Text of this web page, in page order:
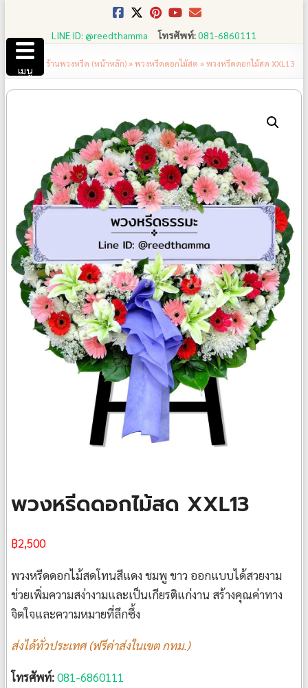
content
LINE ID: @reedthamma โทรศัพท์:081-6860111
ร้านพวงหรีด (หน้าหลัก)»พวงหรีดดอกไม้สด »พวงหรีดดอกไม้สด XXL13
พวงหรีดดอกไม้สด XXL13
฿2,500
พวงหรีดดอกไม้สดโทนสีแดง ชมพู ขาว ออกแบบได้สวยงาม
ช่วยเพิ่มความสง่างามและเป็นเกียรติแก่งาน สร้างคุณค่าทาง
จิตใจและความหมายที่ลึกซึ้ง
ส่งได้ทั่วประเทศ (ฟรีค่าส่งในเขต กทม.)
โทรศัพท์:081-6860111
เมนู